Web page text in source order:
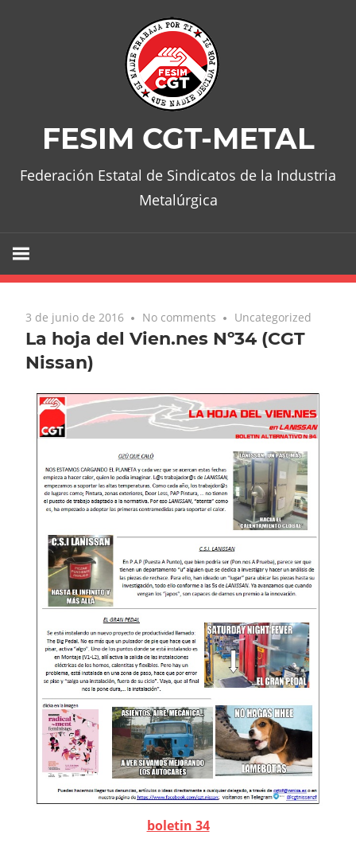
FESIM CGT-METAL
Federación Estatal de Sindicatos de la Industria
Metalúrgica
3 de junio de 2016 No comments Uncategorized
La hoja del Vien.nes Nº34 (CGT
Nissan)
boletin 34